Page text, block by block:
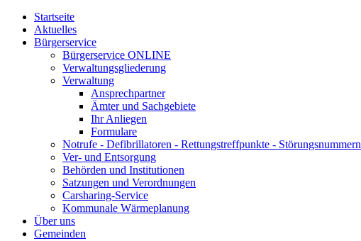
Startseite
Aktuelles
Bürgerservice
Bürgerservice ONLINE
Verwaltungsgliederung
Verwaltung
Ansprechpartner
Ämter und Sachgebiete
Ihr Anliegen
Formulare
Notrufe - Defibrillatoren - Rettungstreffpunkte - Störungsnummern
Ver- und Entsorgung
Behörden und Institutionen
Satzungen und Verordnungen
Carsharing-Service
Kommunale Wärmeplanung
Über uns
Gemeinden